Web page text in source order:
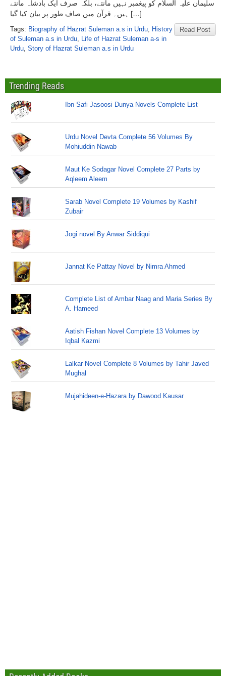
سلیمان علیہ السلام کو پیغمبر نہیں مانتے، بلکہ صرف ایک بادشاہ مانتے
ہیں۔ قرآن میں صاف طور پر بیان کیا گیا […]
Read Post
Tags: Biography of Hazrat Suleman a.s in Urdu, History
of Suleman a.s in Urdu, Life of Hazrat Suleman a-s in
Urdu, Story of Hazrat Suleman a.s in Urdu
Trending Reads
Ibn Safi Jasoosi Dunya Novels Complete List
Urdu Novel Devta Complete 56 Volumes By
Mohiuddin Nawab
Maut Ke Sodagar Novel Complete 27 Parts by
Aqleem Aleem
Sarab Novel Complete 19 Volumes by Kashif
Zubair
Jogi novel By Anwar Siddiqui
Jannat Ke Pattay Novel by Nimra Ahmed
Complete List of Ambar Naag and Maria Series By
A. Hameed
Aatish Fishan Novel Complete 13 Volumes by
Iqbal Kazmi
Lalkar Novel Complete 8 Volumes by Tahir Javed
Mughal
Mujahideen-e-Hazara by Dawood Kausar